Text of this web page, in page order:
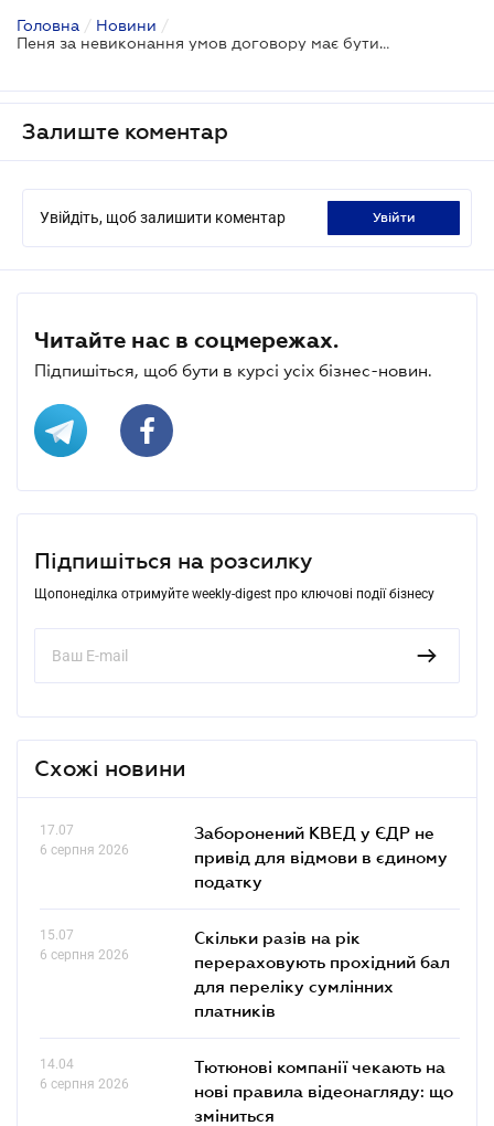
Головна / Новини /
Пеня за невиконання умов договору має бути в межах розумного
Залиште коментар
Увійдіть, щоб залишити коментар увійти
Читайте нас в соцмережах.
Підпишіться, щоб бути в курсі усіх бізнес-новин.
Підпишіться на розсилку
Щопонеділка отримуйте weekly-digest про ключові події бізнесу
Схожі новини
17.07
6 серпня 2026
Заборонений КВЕД у ЄДР не
привід для відмови в єдиному
податку
15.07
6 серпня 2026
Скільки разів на рік
перераховують прохідний бал
для переліку сумлінних
платників
14.04
6 серпня 2026
Тютюнові компанії чекають на
нові правила відеонагляду: що
зміниться